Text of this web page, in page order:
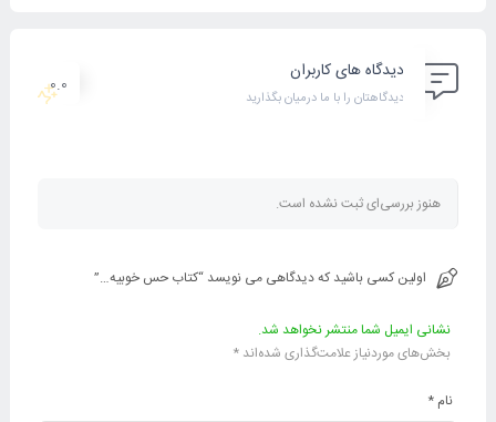
دیدگاه های کاربران
دیدگاهتان را با ما درمیان بگذارید
0.0
هنوز بررسی‌ای ثبت نشده است.
اولین کسی باشید که دیدگاهی می نویسد “کتاب حس خوبیه…”
نشانی ایمیل شما منتشر نخواهد شد.
بخش‌های موردنیاز علامت‌گذاری شده‌اند *
نام *